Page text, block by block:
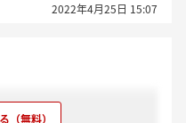
2022年4月25日 15:07